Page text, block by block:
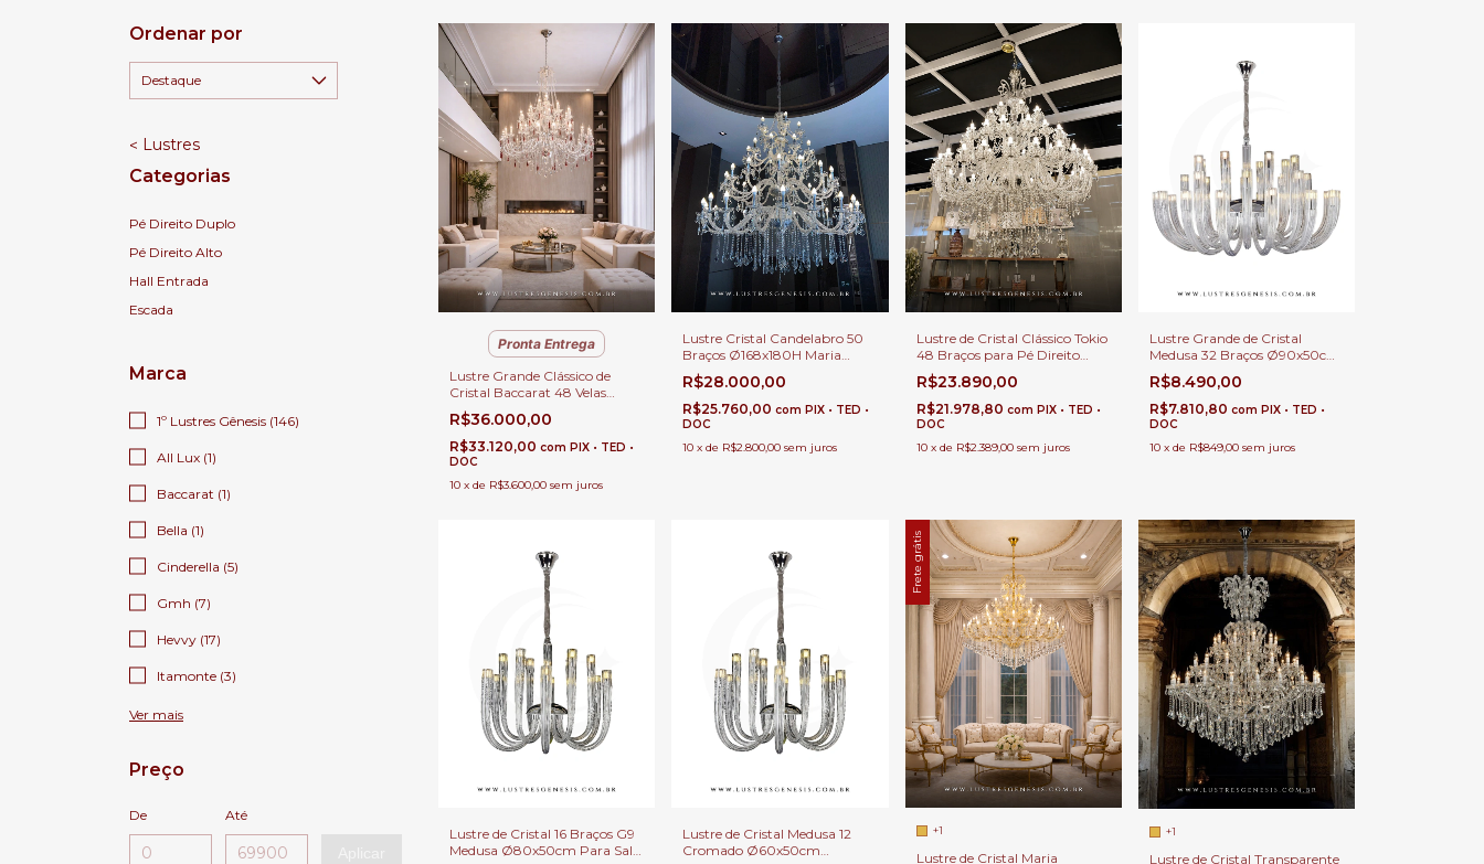
Ordenar por
Lustres
Categorias
Pé Direito Duplo
Pé Direito Alto
Hall Entrada
Escada
Marca
1º Lustres Gênesis (146)
All Lux (1)
Baccarat (1)
Bella (1)
Cinderella (5)
Gmh (7)
Hevvy (17)
Itamonte (3)
Ver mais
Preço
De Até
Pronta Entrega
Lustre Grande Clássico de
Cristal Baccarat 48 Velas
Detalhes Rubro Para Casas
com Pé Direito Duplo, Lobbies
de Hotéis e Salões de Festas
R$36.000,00
R$33.120,00 com PIX • TED •
DOC
10 x de R$3.600,00 sem juros
Lustre Cristal Candelabro 50
Braços Ø168x180H Maria
Thereza | Cristais
Transparentes | Casas Pé
Direito Duplo
R$28.000,00
R$25.760,00com PIX • TED •
DOC
10 xde R$2.800,00 sem juros
Lustre de Cristal Clássico Tokio
48 Braços para Pé Direito
Duplo
R$23.890,00
R$21.978,80 com PIX • TED •
DOC
10 x de R$2.389,00 sem juros
Lustre Grande de Cristal
Medusa 32 Braços Ø90x50cm
Lâmpada G9 Para Sala de
Estar e Jantar Pé Direito
Duplo e Alto
R$8.490,00
R$7.810,80 com PIX • TED •
DOC
10 x de R$849,00 sem juros
Lustre de Cristal 16 Braços G9
Medusa Ø80x50cm Para Sala
Lustre de Cristal Medusa 12
Cromado Ø60x50cm
Frete grátis
+1
Lustre de Cristal Maria
+1
Lustre de Cristal Transparente